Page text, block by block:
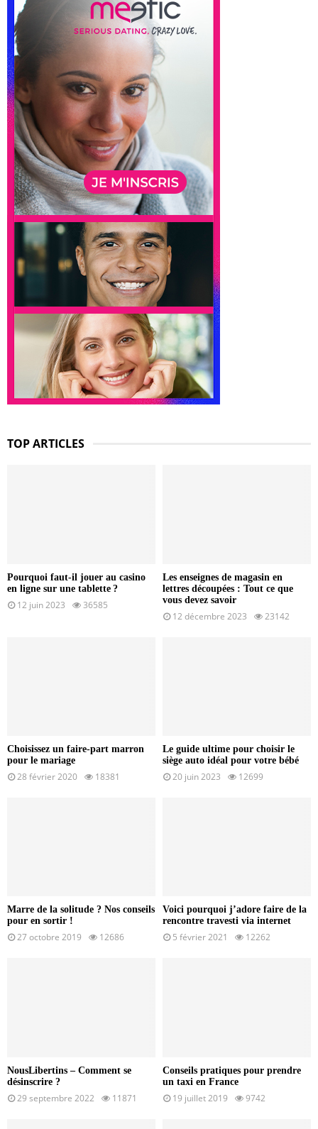
TOP ARTICLES
Pourquoi faut-il jouer au casino
en ligne sur une tablette ?
12 juin 2023 36585
Les enseignes de magasin en
lettres découpées : Tout ce que
vous devez savoir
12 décembre 2023 23142
Choisissez un faire-part marron
pour le mariage
28 février 2020 18381
Le guide ultime pour choisir le
siège auto idéal pour votre bébé
20 juin 2023 12699
Marre de la solitude ? Nos conseils
pour en sortir !
27 octobre 2019 12686
Voici pourquoi j’adore faire de la
rencontre travesti via internet
5 février 2021 12262
NousLibertins – Comment se
désinscrire ?
29 septembre 2022 11871
Conseils pratiques pour prendre
un taxi en France
19 juillet 2019 9742